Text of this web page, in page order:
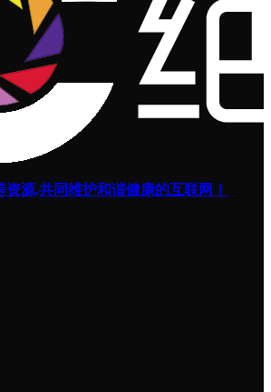
源,共同维护和谐健康的互联网！